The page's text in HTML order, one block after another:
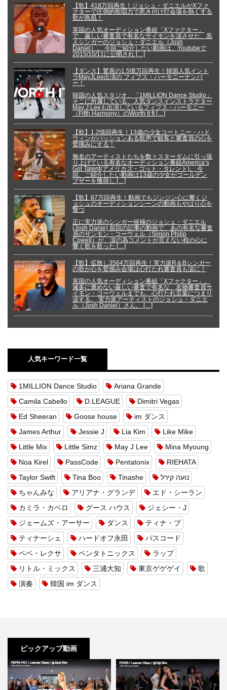
【歌】418万回再生！ジョシュ・ダニエルがXファ
クターで圧倒的歌唱力で惹き付け打会場を熱くする
歌が鳥肌！
英国の人気オーディション番組「Xファクター」
で、厳しい審査員で有名なサイモンを涙させた、黒
人シンガーのジョシュ・ダニエル（Josh
Daniel）。 今回ご紹介したい動画は、Youtubeで
2015/10/11に公開され […]
【ダンス】驚異の1.5憶万回再生！韓国人気イント
ラMayJLee出演の フィフス・ハーモニーナンバ
ー！
韓国の人気スタジオ、「1MILLION Dance Studio」
そこに所属している、人気ダンスインストラクター
May J Leeも出演しているフィフス・ハーモニー
（Fifth Harmony）のWorth It ft […]
【歌】1.2憶回再生！13歳の少女コートニー・ハド
ウィンがパッションある歌声で観客と審査員の心を
鷲掴みにする！
無名のアーティストたちを数々スターダムに引っ張
り上げている有名なオーディション番組America’s
Got Talent(アメリカズ・ゴット・タレント)。 今
回、ご紹介したい動画は13歳の少女がゴールデン
ブザーを獲得し […]
【歌】87万回再生！動画でもジンジン心に響くジ
ョシュのオーディションシーンの動画もやはり心を
撃つ
正に実力派のシンガー候補のジョシュ・ダニエル
(Josh Danie) 前回の記事の動画で、あの有名な審査
員のサンモン・コーウェル（Simon Philip
Cowell）が、涙の為コメントが言えない程の心に
響く歌を歌った […]
【歌】拡散し3564万回再生！実力派R＆Bシンガー
の歌が心を鷲掴み会場は心打たれ審査員も涙に！
英国の人気オーディション番組「Xファクター」。
滅多に褒めない厳しい審査で有名な、名物審査員サ
イモン・コーウェルまでも、心打たれ言葉につまり
涙する。 実力派アーティストのジョシュ・ダニエ
ル（Josh Daniel）さん。 […]
人気キーワード一覧
1MILLION Dance Studio
Ariana Grande
Camila Cabello
D.LEAGUE
Dimitri Vegas
Ed Sheeran
Goose house
im ダンス
James Arthur
Jessie J Lia Kim
Like Mike
Little Mix
Little Simz May J Lee
Mina Myoung
Noa Kirel
PassCode Pentatonix
RIEHATA
Taylor Swift
Tina Boo Tinashe
נועה קירל
ちゃんみな
アリアナ・グランデ
エド・シーラン
カミラ・カベロ
グース ハウス
ジェシー・J
ジェームズ・アーサー
ダンス
ティナ・ブ
ティナーシェ
ハードオフ永田
パスコード
ベベ・レクサ
ペンタトニックス
ラップ
リトル・ミックス
三浦大知 東京ゲゲゲイ
歌
演奏
韓国 im ダンス
ピックアップ動画